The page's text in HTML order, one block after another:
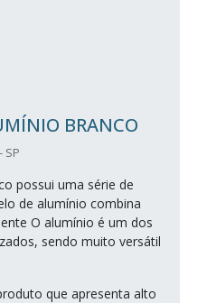
BRANCO
SP
possui uma série de
de alumínio combina
O alumínio é um dos
sendo muito versátil
que apresenta alto